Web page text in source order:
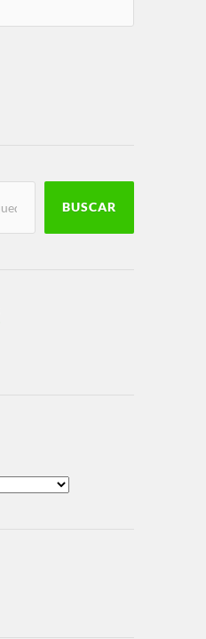
BUSCAR